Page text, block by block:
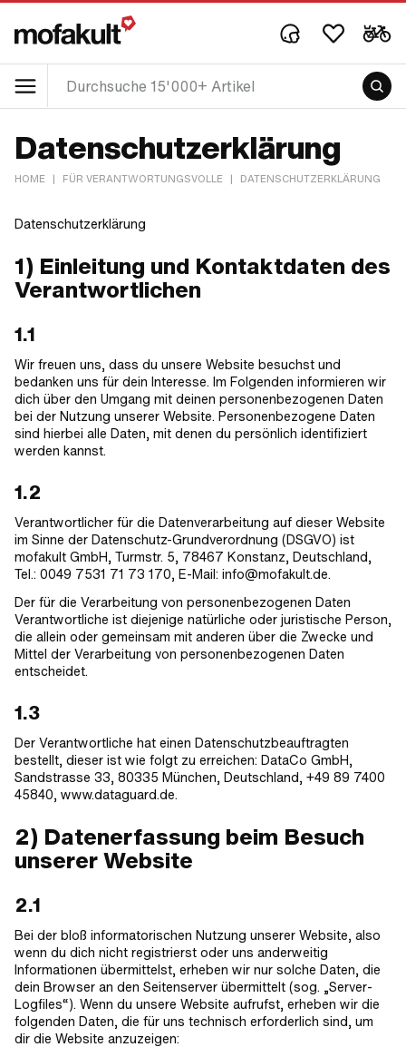
Datenschutzerklärung
HOME | FÜR VERANTWORTUNGSVOLLE | DATENSCHUTZERKLÄRUNG
Datenschutzerklärung
1) Einleitung und Kontaktdaten des
Verantwortlichen
1.1
Wir freuen uns, dass du unsere Website besuchst und
bedanken uns für dein Interesse. Im Folgenden informieren wir
dich über den Umgang mit deinen personenbezogenen Daten
bei der Nutzung unserer Website. Personenbezogene Daten
sind hierbei alle Daten, mit denen du persönlich identifiziert
werden kannst.
1.2
Verantwortlicher für die Datenverarbeitung auf dieser Website
im Sinne der Datenschutz-Grundverordnung (DSGVO) ist
mofakult GmbH, Turmstr. 5, 78467 Konstanz, Deutschland,
Tel.: 0049 7531 71 73 170, E-Mail: info@mofakult.de.
Der für die Verarbeitung von personenbezogenen Daten
Verantwortliche ist diejenige natürliche oder juristische Person,
die allein oder gemeinsam mit anderen über die Zwecke und
Mittel der Verarbeitung von personenbezogenen Daten
entscheidet.
1.3
Der Verantwortliche hat einen Datenschutzbeauftragten
bestellt, dieser ist wie folgt zu erreichen: DataCo GmbH,
Sandstrasse 33, 80335 München, Deutschland, +49 89 7400
45840, www.dataguard.de.
2) Datenerfassung beim Besuch
unserer Website
2.1
Bei der bloß informatorischen Nutzung unserer Website, also
wenn du dich nicht registrierst oder uns anderweitig
Informationen übermittelst, erheben wir nur solche Daten, die
dein Browser an den Seitenserver übermittelt (sog. „Server-
Logfiles“). Wenn du unsere Website aufrufst, erheben wir die
folgenden Daten, die für uns technisch erforderlich sind, um
dir die Website anzuzeigen: